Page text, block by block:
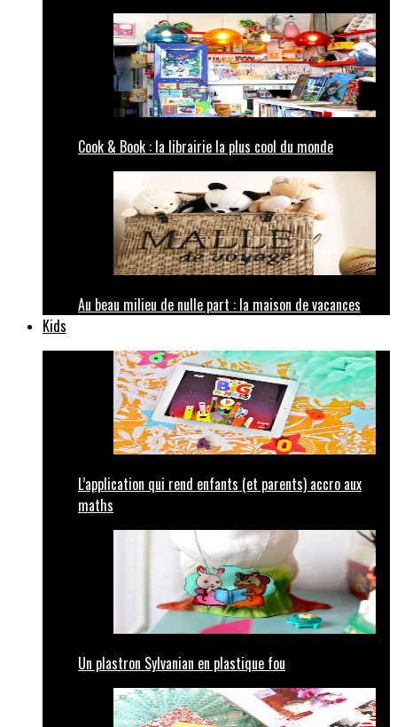
Cook & Book : la librairie la plus cool du monde
Au beau milieu de nulle part : la maison de vacances
Kids
L’application qui rend enfants (et parents) accro aux
maths
Un plastron Sylvanian en plastique fou